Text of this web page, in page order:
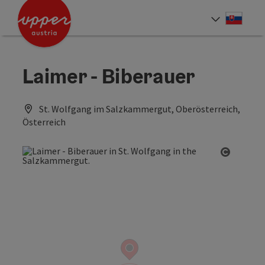
Accesskey
Accesskey
Laimer - Biberauer
St. Wolfgang im Salzkammergut, Oberösterreich,
Österreich